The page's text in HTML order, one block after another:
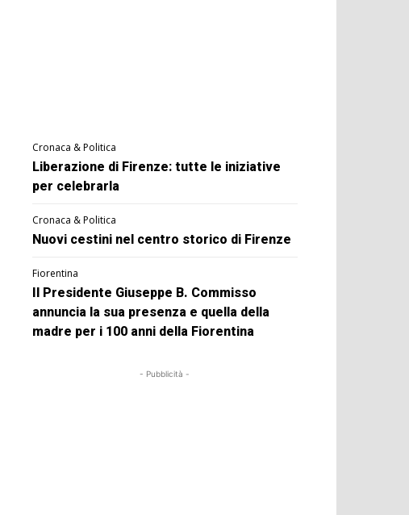
Cronaca & Politica
Liberazione di Firenze: tutte le iniziative
per celebrarla
Cronaca & Politica
Nuovi cestini nel centro storico di Firenze
Fiorentina
Il Presidente Giuseppe B. Commisso
annuncia la sua presenza e quella della
madre per i 100 anni della Fiorentina
- Pubblicità -